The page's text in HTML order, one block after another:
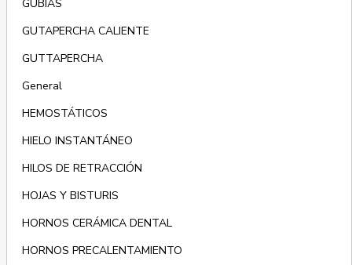
GUBIAS
GUTAPERCHA CALIENTE
GUTTAPERCHA
General
HEMOSTÁTICOS
HIELO INSTANTÁNEO
HILOS DE RETRACCIÓN
HOJAS Y BISTURIS
HORNOS CERÁMICA DENTAL
HORNOS PRECALENTAMIENTO